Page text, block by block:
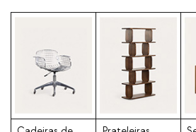
caixas de armazenamento, suportes
revistas,cabides
e muito mais! Com o
escritório terá os seus objectos
tempo, decorará as suas áreas de
design.